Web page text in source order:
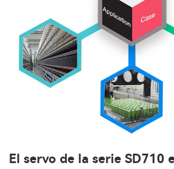
El servo de la serie SD710